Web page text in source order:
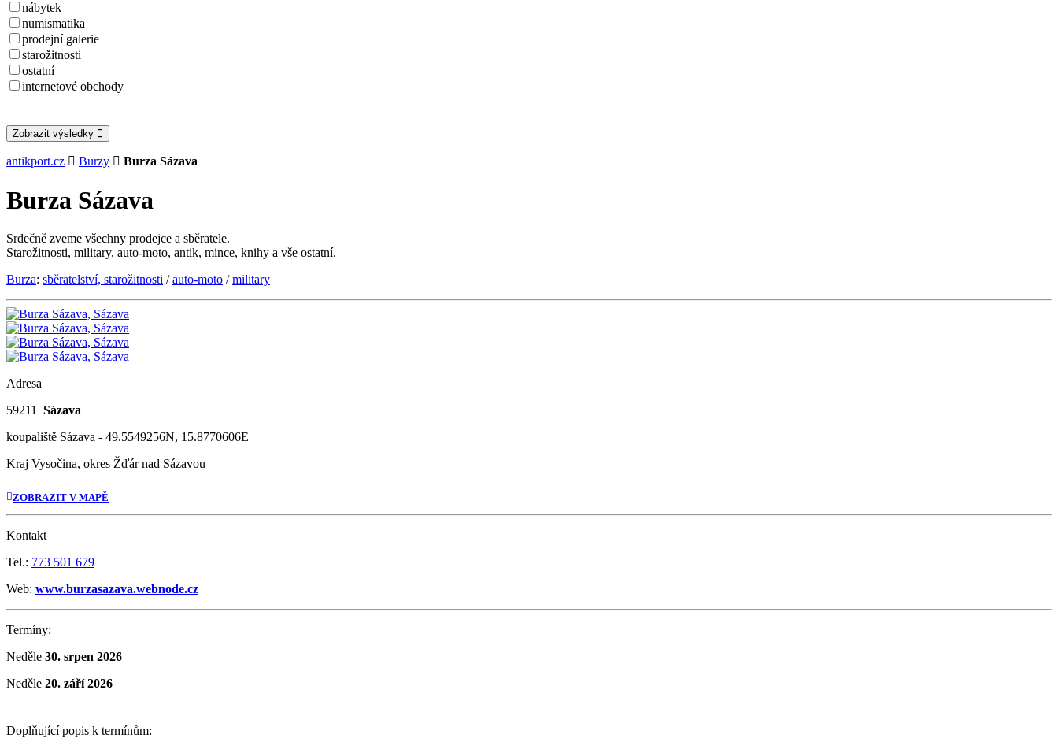
nábytek
numismatika
prodejní galerie
starožitnosti
ostatní
internetové obchody
Zobrazit výsledky
antikport.cz Burzy Burza Sázava
Burza Sázava
Srdečně zveme všechny prodejce a sběratele.
Starožitnosti, military, auto-moto, antik, mince, knihy a vše ostatní.
Burza: sběratelství, starožitnosti /auto-moto /military
Adresa
59211 Sázava
koupaliště Sázava - 49.5549256N, 15.8770606E
Kraj Vysočina, okres Žďár nad Sázavou
ZOBRAZIT V MAPĚ
Kontakt
Tel.: 773 501 679
Web: www.burzasazava.webnode.cz
Termíny:
Neděle 30. srpen 2026
Neděle 20. září 2026
Doplňující popis k termínům: